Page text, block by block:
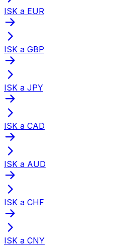
ISK a EUR
ISK a GBP
ISK a JPY
ISK a CAD
ISK a AUD
ISK a CHF
ISK a CNY